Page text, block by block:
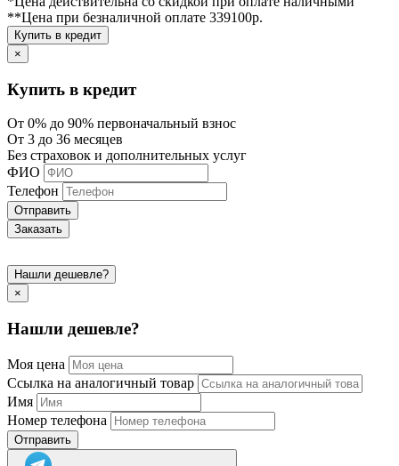
**Цена при безналичной оплате 339100р.
Купить в кредит
×
Купить в кредит
От 0% до 90% первоначальный взнос
От 3 до 36 месяцев
Без страховок и дополнительных услуг
ФИО
Телефон
Отправить
Заказать
Нашли дешевле?
×
Нашли дешевле?
Моя цена
Ссылка на аналогичный товар
Имя
Номер телефона
Отправить